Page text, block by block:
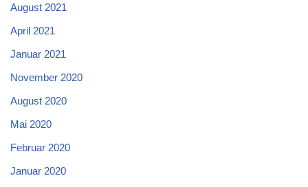
August 2021
April 2021
Januar 2021
November 2020
August 2020
Mai 2020
Februar 2020
Januar 2020